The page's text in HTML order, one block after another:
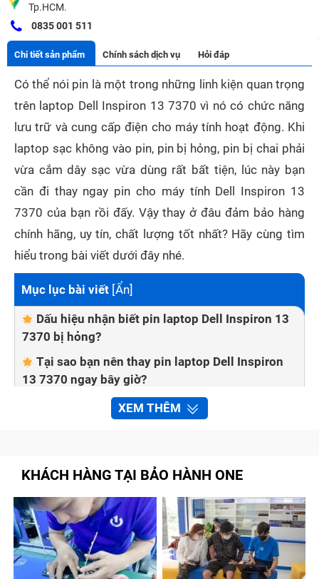
Tp.HCM.
0835 001 511
Chi tiết sản phẩm Chính sách dịch vụ Hỏi đáp
Có thể nói pin là một trong những linh kiện quan trọng
trên laptop Dell Inspiron 13 7370 vì nó có chức năng
lưu trữ và cung cấp điện cho máy tính hoạt động. Khi
laptop sạc không vào pin, pin bị hỏng, pin bị chai phải
vừa cắm dây sạc vừa dùng rất bất tiện, lúc này bạn
cần đi thay ngay pin cho máy tính Dell Inspiron 13
7370 của bạn rồi đấy. Vậy thay ở đâu đảm bảo hàng
chính hãng, uy tín, chất lượng tốt nhất? Hãy cùng tìm
hiểu trong bài viết dưới đây nhé.
Mục lục bài viết [Ẩn]
Dấu hiệu nhận biết pin laptop Dell Inspiron 13
7370 bị hỏng?
Tại sao bạn nên thay pin laptop Dell Inspiron
13 7370 ngay bây giờ?
Bảo Hành One thay pin laptop Dell Inspiron 13
7370 nhanh chóng, chất lượng
7370 phù hợp
Bước 2: Báo giá cho khách hàng
Bước 3: Lắp pin laptop Dell Inspiron 13
7370 mới và kiểm tra
XEM THÊM
KHÁCH HÀNG TẠI BẢO HÀNH ONE